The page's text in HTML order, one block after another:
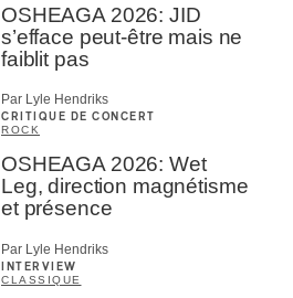
OSHEAGA 2026: JID
s’efface peut-être mais ne
faiblit pas
Par Lyle Hendriks
CRITIQUE DE CONCERT
ROCK
OSHEAGA 2026: Wet
Leg, direction magnétisme
et présence
Par Lyle Hendriks
INTERVIEW
CLASSIQUE